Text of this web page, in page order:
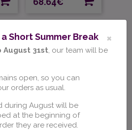
-
Marqués de Prado -
Gift...
×
Short Summer Break
August 31st , our team will be
open, so you can
orders as usual.
during August will be
at the beginning of
they are received.